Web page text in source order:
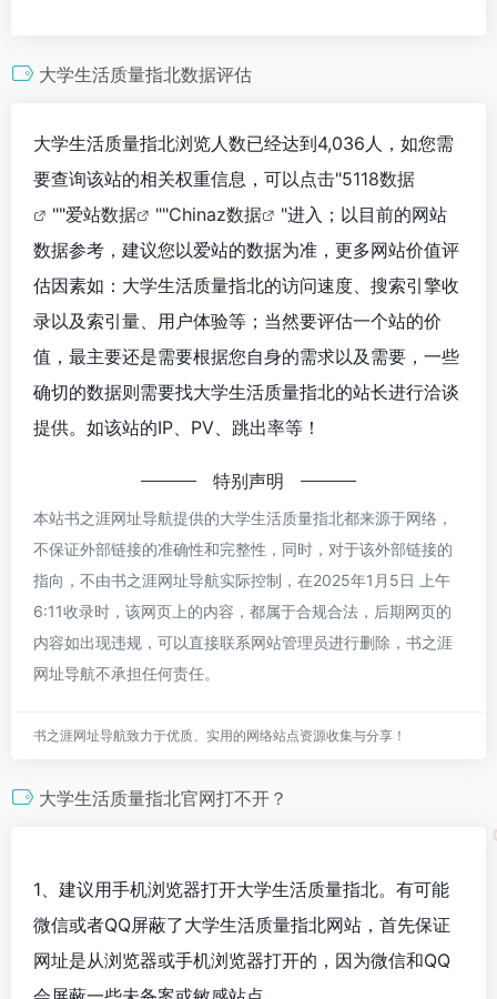
大学生活质量指北数据评估
大学生活质量指北浏览人数已经达到4,036人，如您需
要查询该站的相关权重信息，可以点击"5118数据
""爱站数据 ""Chinaz数据
"进入；以目前的网站
数据参考，建议您以爱站的数据为准，更多网站价值评
估因素如：大学生活质量指北的访问速度、搜索引擎收
录以及索引量、用户体验等；当然要评估一个站的价
值，最主要还是需要根据您自身的需求以及需要，一些
确切的数据则需要找大学生活质量指北的站长进行洽谈
提供。如该站的IP、PV、跳出率等！
特别声明
本站书之涯网址导航提供的大学生活质量指北都来源于网络，
不保证外部链接的准确性和完整性，同时，对于该外部链接的
指向，不由书之涯网址导航实际控制，在2025年1月5日 上午
6:11收录时，该网页上的内容，都属于合规合法，后期网页的
内容如出现违规，可以直接联系网站管理员进行删除，书之涯
网址导航不承担任何责任。
书之涯网址导航致力于优质、实用的网络站点资源收集与分享！
大学生活质量指北官网打不开？
1、建议用手机浏览器打开大学生活质量指北。有可能
微信或者QQ屏蔽了大学生活质量指北网站，首先保证
网址是从浏览器或手机浏览器打开的，因为微信和QQ